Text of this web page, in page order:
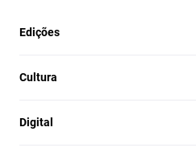
Edições
Cultura
Digital